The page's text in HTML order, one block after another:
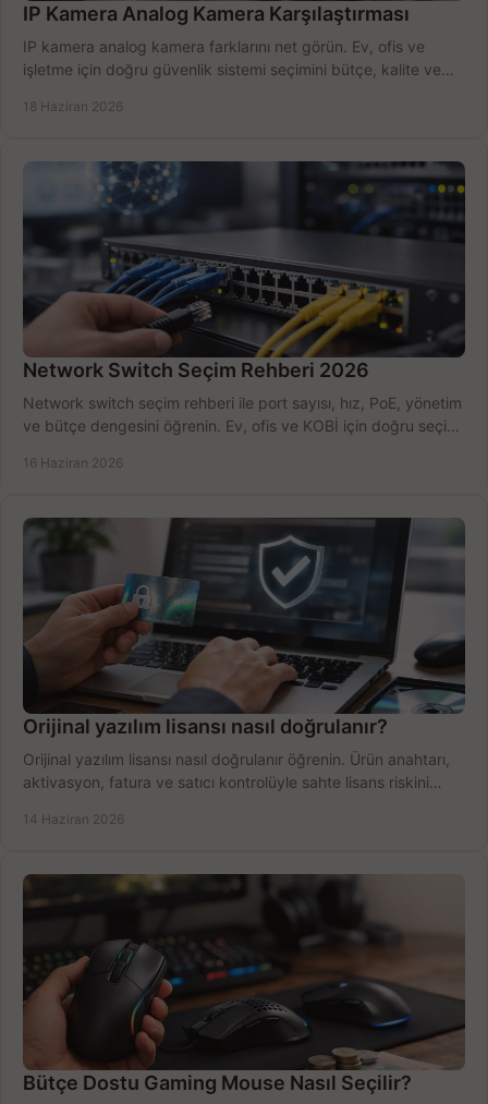
IP Kamera Analog Kamera Karşılaştırması
IP kamera analog kamera farklarını net görün. Ev, ofis ve
işletme için doğru güvenlik sistemi seçimini bütçe, kalite ve
18 Haziran 2026
Network Switch Seçim Rehberi 2026
Network switch seçim rehberi ile port sayısı, hız, PoE, yönetim
ve bütçe dengesini öğrenin. Ev, ofis ve KOBİ için doğru seçimi
16 Haziran 2026
Orijinal yazılım lisansı nasıl doğrulanır?
Orijinal yazılım lisansı nasıl doğrulanır öğrenin. Ürün anahtarı,
aktivasyon, fatura ve satıcı kontrolüyle sahte lisans riskini
14 Haziran 2026
Bütçe Dostu Gaming Mouse Nasıl Seçilir?